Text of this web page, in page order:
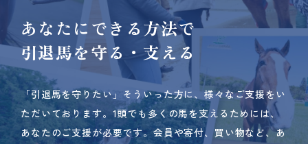
あなたにできる方法で
引退馬を守る・支える
「引退馬を守りたい」そういった方に、様々なご支援をい
ただいております。 1頭でも多くの馬を支えるためには、
あなたのご支援が必要です。 会員や寄付、買い物など、あ